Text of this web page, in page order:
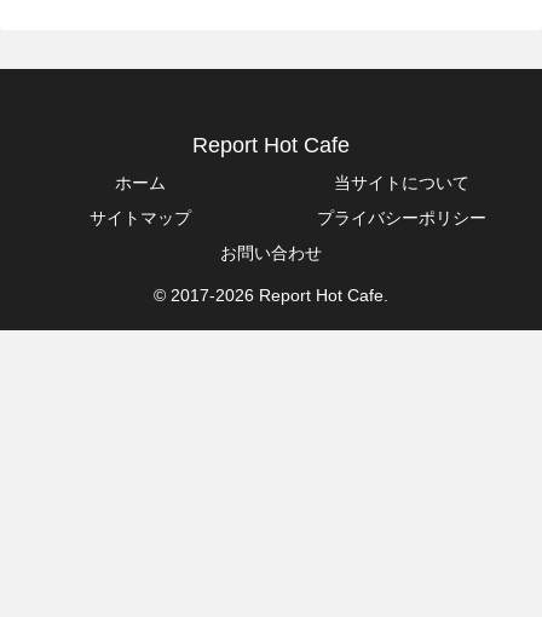
Report Hot Cafe
ホーム
当サイトについて
サイトマップ
プライバシーポリシー
お問い合わせ
© 2017-2026 Report Hot Cafe.